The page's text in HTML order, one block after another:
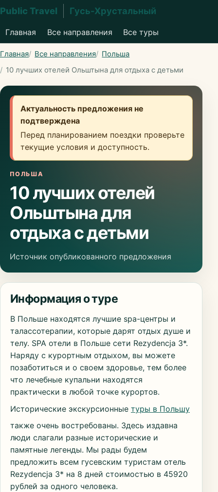
Public Travel Гусь-Хрустальный
Главная Все направления Все туры
Главная Все направления
Польша
10 лучших отелей Ольштына для отдыха с детьми
Актуальность предложения не
подтверждена
Перед планированием поездки проверьте
текущие условия и доступность.
ПОЛЬША
10 лучших отелей
Ольштына для
отдыха с детьми
Источник опубликованного предложения
Информация о туре
В Польше находятся лучшие spa-центры и
талассотерапии, которые дарят отдых душе и
телу. SPA отели в Польше сети Rezydencja 3*.
Наряду с курортным отдыхом, вы можете
позаботиться и о своем здоровье, тем более
что лечебные купальни находятся
практически в любой точке курортов.
Исторические экскурсионные туры в Польшу
также очень востребованы. Здесь издавна
люди слагали разные исторические и
памятные легенды. Мы рады будем
предложить всем гусевским туристам отель
Rezydencja 3* на 8 дней стоимостью в 45920
рублей за одного человека.